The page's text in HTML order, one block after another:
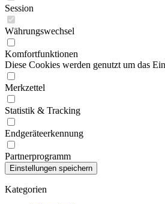
Session
Währungswechsel
Komfortfunktionen
Diese Cookies werden genutzt um das
Merkzettel
Statistik & Tracking
Endgeräteerkennung
Partnerprogramm
Kategorien